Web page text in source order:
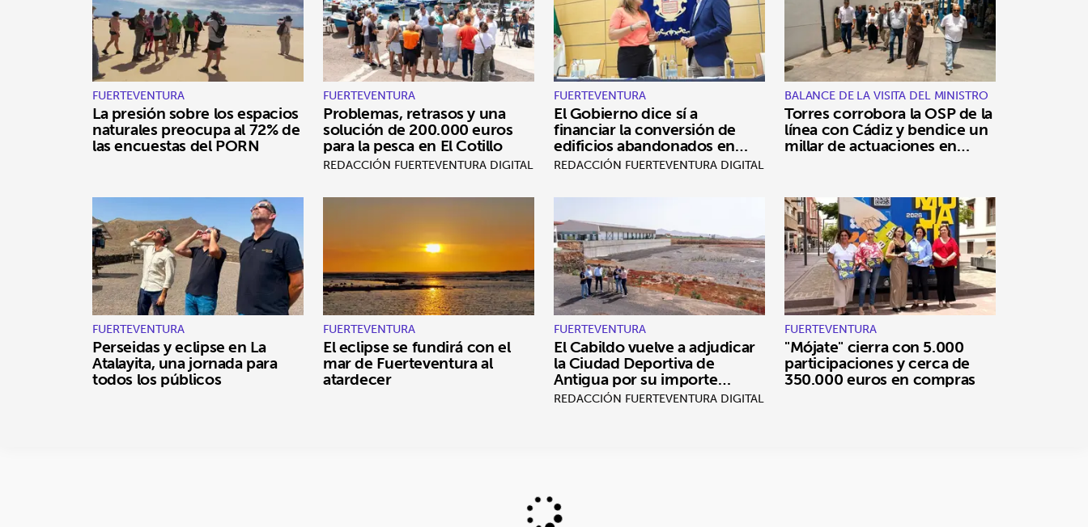
FUERTEVENTURA
La presión sobre los espacios
naturales preocupa al 72% de
las encuestas del PORN
FUERTEVENTURA
Problemas, retrasos y una
solución de 200.000 euros
para la pesca en El Cotillo
REDACCIÓN FUERTEVENTURA DIGITAL
FUERTEVENTURA
El Gobierno dice sí a
financiar la conversión de
edificios abandonados en
viviendas
REDACCIÓN FUERTEVENTURA DIGITAL
BALANCE DE LA VISITA DEL MINISTRO
Torres corrobora la OSP de la
línea con Cádiz y bendice un
millar de actuaciones en
FUERTEVENTURA
Perseidas y eclipse en La
Atalayita, una jornada para
todos los públicos
FUERTEVENTURA
El eclipse se fundirá con el
mar de Fuerteventura al
atardecer
FUERTEVENTURA
El Cabildo vuelve a adjudicar
la Ciudad Deportiva de
Antigua por su importe
inicial: 7 millones
REDACCIÓN FUERTEVENTURA DIGITAL
FUERTEVENTURA
"Mójate" cierra con 5.000
participaciones y cerca de
350.000 euros en compras